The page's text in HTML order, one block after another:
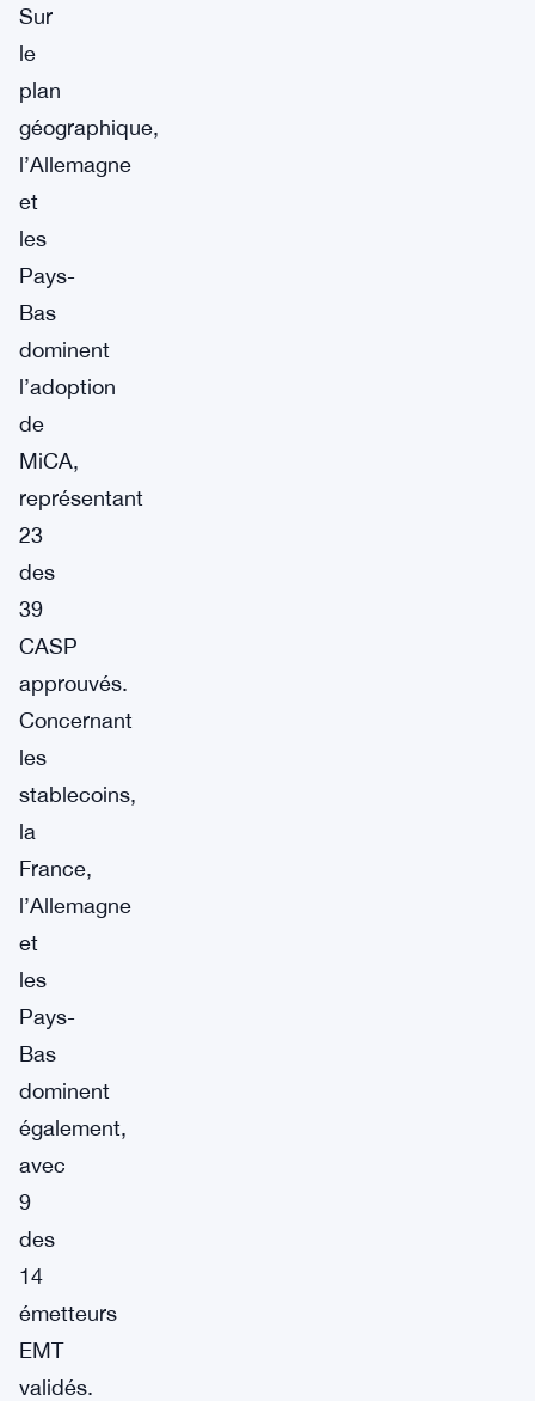
Sur
le
plan
géographique,
l’Allemagne
et
les
Pays-
Bas
dominent
l’adoption
de
MiCA,
représentant
23
des
39
CASP
approuvés.
Concernant
les
stablecoins,
la
France,
l’Allemagne
et
les
Pays-
Bas
dominent
également,
avec
9
des
14
émetteurs
EMT
validés.